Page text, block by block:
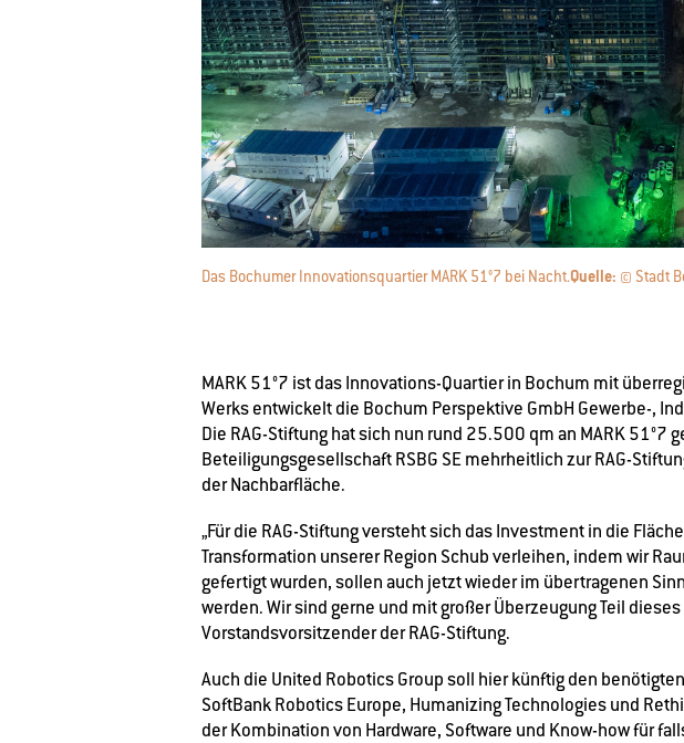
Das Bochumer Innovationsquartier MARK 51°7 bei Nacht.Quelle: © Stadt
MARK 51°7 ist das Innovations-Quartier in Bochum mit
Werks entwickelt die Bochum Perspektive GmbH Gewerbe-,
Die RAG-Stiftung hat sich nun rund 25.500 qm an MARK
Beteiligungsgesellschaft RSBG SE mehrheitlich zur RAG-
der Nachbarfläche.
„Für die RAG-Stiftung versteht sich das Investment in die
Transformation unserer Region Schub verleihen, indem wir
gefertigt wurden, sollen auch jetzt wieder im übertragenen
werden. Wir sind gerne und mit großer Überzeugung Teil
Vorstandsvorsitzender der RAG-Stiftung.
Auch die United Robotics Group soll hier künftig den
SoftBank Robotics Europe, Humanizing Technologies und
der Kombination von Hardware, Software und Know-how für